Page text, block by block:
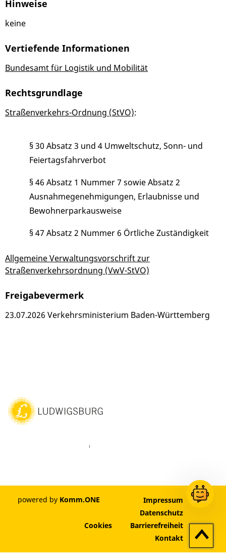
Hinweise
keine
Vertiefende Informationen
Bundesamt für Logistik und Mobilität
Rechtsgrundlage
Straßenverkehrs-Ordnung (StVO):
§ 30 Absatz 3 und 4 Umweltschutz, Sonn- und
Feiertagsfahrverbot
§ 46 Absatz 1 Nummer 7 sowie Absatz 2
Ausnahmegenehmigungen, Erlaubnisse und
Bewohnerparkausweise
§ 47 Absatz 2 Nummer 6 Örtliche Zuständigkeit
Allgemeine Verwaltungsvorschrift zur
Straßenverkehrsordnung (VwV-StVO)
Freigabevermerk
23.07.2026 Verkehrsministerium Baden-Württemberg
LinkedIn
powered by Komm.ONE
Impressum
Datenschutz
Cookies
Barrierefreiheit
Kontakt
Zum